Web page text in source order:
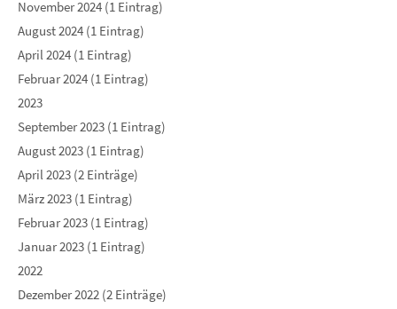
November 2024 (1 Eintrag)
August 2024 (1 Eintrag)
April 2024 (1 Eintrag)
Februar 2024 (1 Eintrag)
2023
September 2023 (1 Eintrag)
August 2023 (1 Eintrag)
April 2023 (2 Einträge)
März 2023 (1 Eintrag)
Februar 2023 (1 Eintrag)
Januar 2023 (1 Eintrag)
2022
Dezember 2022 (2 Einträge)